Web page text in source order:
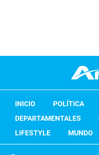
INICIO POLÍTICA
DEPARTAMENTALES
LIFESTYLE
MUNDO